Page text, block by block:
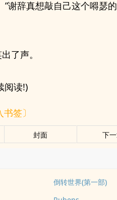
谢辞真想敲自己这个嘚瑟
了声。
阅读!)
书签〕
封面 下
倒转世界(第一部)